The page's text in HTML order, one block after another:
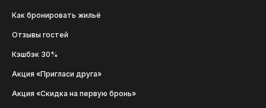
Как бронировать жильё
Отзывы гостей
Кэшбэк 30%
Акция «Пригласи друга»
Акция «Скидка на первую бронь»